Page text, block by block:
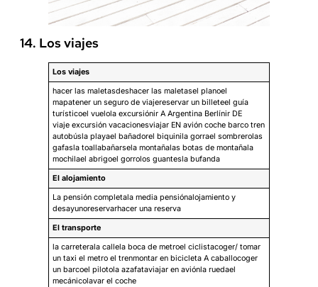
14. Los viajes
Los viajes
hacer las maletasdeshacer las maletasel planoel
mapatener un seguro de viajereservar un billeteel guía
turísticoel vuelola excursiónir A Argentina Berlínir DE
viaje excursión vacacionesviajar EN avión coche barco tren
autobúsla playael bañadorel biquinila gorrael sombrerolas
gafasla toallabañarsela montañalas botas de montañala
mochilael abrigoel gorrolos guantesla bufanda
El alojamiento
La pensión completala media pensiónalojamiento y
desayunoreservarhacer una reserva
El transporte
la carreterala callela boca de metroel ciclistacoger/ tomar
un taxi el metro el trenmontar en bicicleta A caballocoger
un barcoel pilotola azafataviajar en aviónla ruedael
mecánicolavar el coche